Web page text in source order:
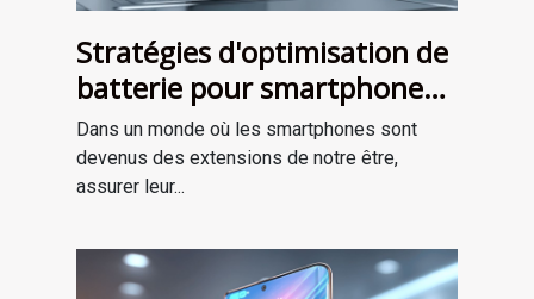
Stratégies d'optimisation de
batterie pour smartphones
Découvrez les dernières
innovations en 2023
Dans un monde où les smartphones sont
devenus des extensions de notre être,
assurer leur...